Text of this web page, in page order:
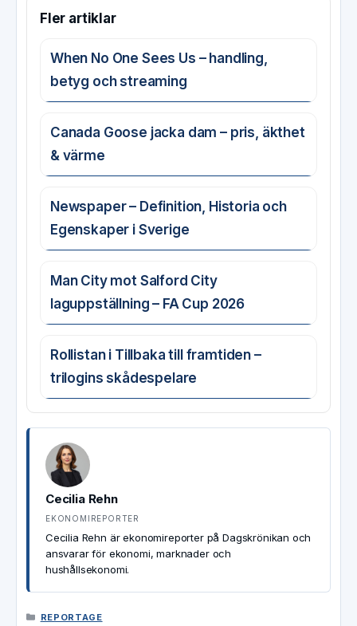
Fler artiklar
When No One Sees Us – handling,
betyg och streaming
Canada Goose jacka dam – pris, äkthet
& värme
Newspaper – Definition, Historia och
Egenskaper i Sverige
Man City mot Salford City
laguppställning – FA Cup 2026
Rollistan i Tillbaka till framtiden –
trilogins skådespelare
Cecilia Rehn
EKONOMIREPORTER
Cecilia Rehn är ekonomireporter på Dagskrönikan och
ansvarar för ekonomi, marknader och
hushållsekonomi.
KATEGORIER
REPORTAGE